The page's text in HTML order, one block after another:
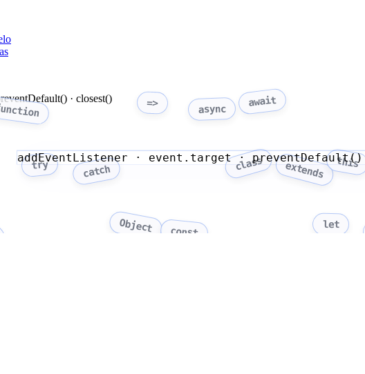
· closest()
=>
async
await
try catch class extends this
Object const
let
addEventListener · event.target ·